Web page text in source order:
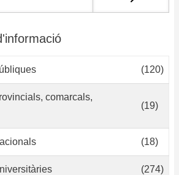
(120)
comarcals,
(19)
(18)
(274)